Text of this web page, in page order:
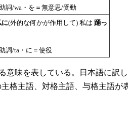
詞/wa・を＝無意思/受動
に(外的な何かが作用して) 私は 踊っ
詞/ta・に＝使役
味を表している。日本語に訳
格主語、対格主語、与格主語が